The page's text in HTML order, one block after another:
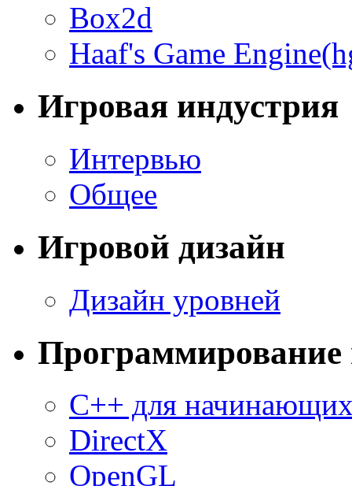
Box2d
Haaf's Game
Игровая индустрия
Интервью
Общее
Игровой дизайн
Дизайн уровней
Программирование
C++ для
DirectX
OpenGL